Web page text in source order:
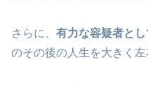
さらに、 有力な容疑者と
のその後の人生を大きく左